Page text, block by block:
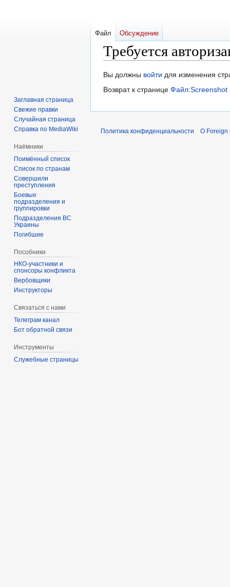
Требуется
Перейти
к
Перейти
к
Вы должны войти для изменения
Возврат к странице Файл:Screenshot
Файл Обсуждение
Заглавная страница
Свежие правки
Случайная страница
Справка по MediaWiki
Наёмники
Поимённый список
Список по странам
Совершили
преступления
Боевые
подразделения и
группировки
Подразделения ВС
Украины
Погибшие
Пособники
спонсоры конфликта
‏‎Вербовщики
Инструкторы
Связаться с нами
Телеграм канал
Бот обратной связи
Инструменты
Служебные страницы
Политика конфиденциальности О Foreign